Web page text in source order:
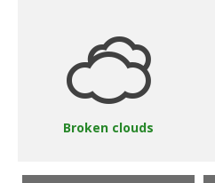
Broken clouds